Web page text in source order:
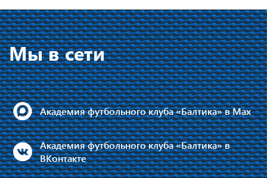
Мы в сети
Академия футбольного клуба «Балтика» в Max
Академия футбольного клуба «Балтика» в
ВКонтакте